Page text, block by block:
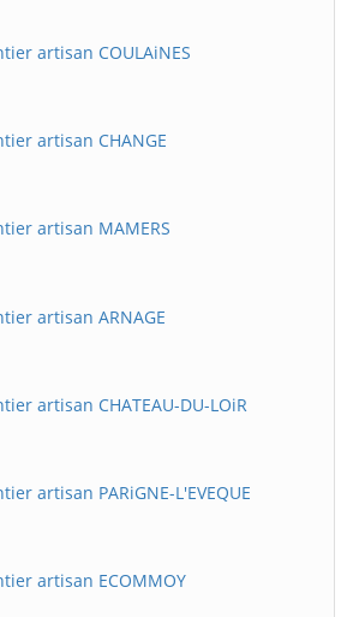
artisan COULAiNES
artisan CHANGE
artisan MAMERS
artisan ARNAGE
artisan CHATEAU-DU-LOiR
artisan PARiGNE-L'EVEQUE
artisan ECOMMOY